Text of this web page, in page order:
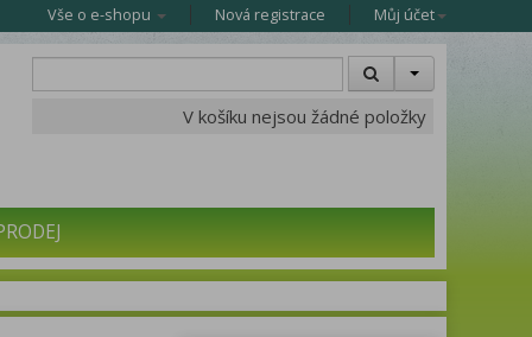
Vše o e-shopu Nová registrace Můj účet
V košíku nejsou žádné položky